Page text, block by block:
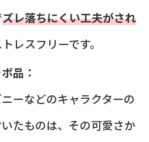
ズレ落ちにくい工夫がされ
レスフリーです。
品：
ーなどのキャラクターの
たものは、その可愛さか